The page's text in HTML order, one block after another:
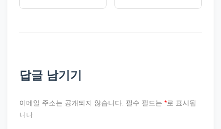
답글 남기기
이메일 주소는 공개되지 않습니다. 필수 필드는 *로 표시됩
니다